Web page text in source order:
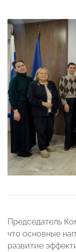
Председатель
что основные
развитие